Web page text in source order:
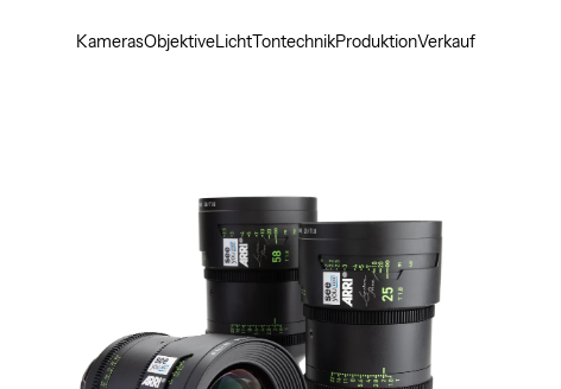
KamerasObjektiveLichtTontechnikProduktionVerkauf